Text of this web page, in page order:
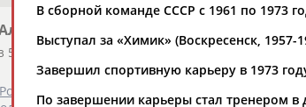
Рагулин"
найденных уникальных документов
не включат в Зал славы Международной
В сборной команде СССР с 1961 по 1973
Выступал за «Химик» (Воскресенск, 1957-
Завершил спортивную карьеру в 1973
По завершении карьеры стал тренером